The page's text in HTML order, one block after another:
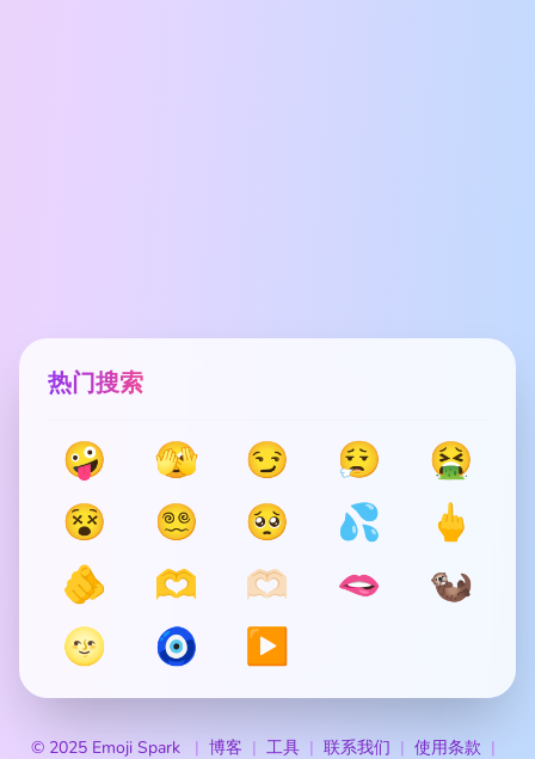
热门搜索
🤪 🫣 😏 😮‍💨
🤮
😵
😵‍💫 🥺 💦
🖕
🫵
🫶 🫶🏻 🫦
🦦
🌝
🧿 ▶️
© 2025 Emoji Spark 博客 工具 联系我们 使用条款